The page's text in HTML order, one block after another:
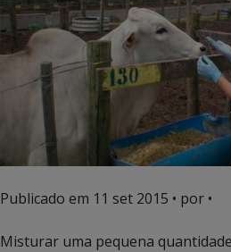
Publicado em 11 set 2015 • por •
Misturar uma pequena